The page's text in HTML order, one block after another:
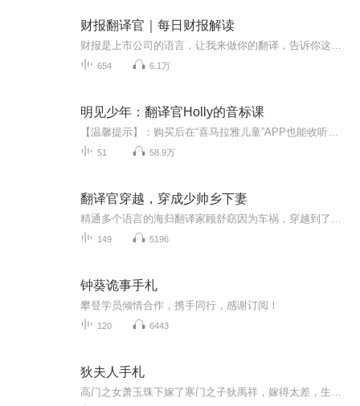
财报翻译官｜每日财报解读
654 6.1万
明见少年：翻译官Holly的音标课
51 58.9万
翻译官穿越，穿成少帅乡下妻
149 5196
钟葵诡事手札
攀登学员倾情合作，携手同行，感谢订阅！
120 6443
狄夫人手札